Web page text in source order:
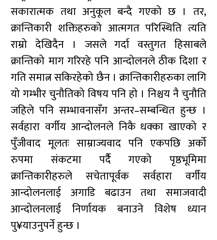
सकारात्मक तथा अनुकूल बन्दै गएको छ । तर,
क्रान्तिकारी शक्तिहरुको आत्मगत परिस्थिति त्यति
राम्रो देखिदैन । जसले गर्दा वस्तुगत हिसाबले
क्रान्तिको माग गरिरहे पनि आन्दोलनले ठीक दिशा र
गति समात्न सकिरहेको छैन । क्रान्तिकारीहरुका लागि
यो गम्भीर चुनौतिको विषय पनि हो । निश्चय नै चुनौति
जहिले पनि सम्भावनासँग अन्तर–सम्बन्धित हुन्छ ।
सर्वहारा वर्गीय आन्दोलनले निकै धक्का खाएको र
पुँजीवाद मूलतः साम्राज्यवाद पनि एकपछि अर्को
रुपमा संकटमा पर्दैै गएको पृष्ठभूमिमा
क्रान्तिकारीहरुले सचेतापूर्वक सर्वहारा वर्गीय
आन्दोलनलाई अगाडि बढाउन तथा समाजवादी
आन्दोलनलाई निर्णायक बनाउने विशेष ध्यान
पु¥याउनुपर्ने हुन्छ ।